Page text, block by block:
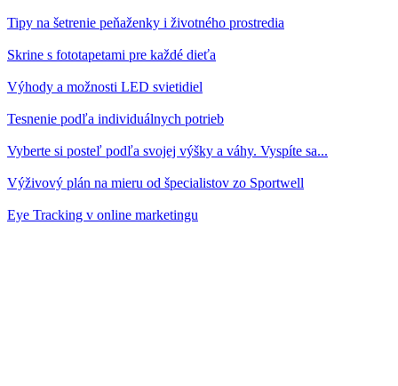
Tipy na šetrenie peňaženky i životného prostredia
Skrine s fototapetami pre každé dieťa
Výhody a možnosti LED svietidiel
Tesnenie podľa individuálnych potrieb
Vyberte si posteľ podľa svojej výšky a váhy. Vyspíte sa...
Výživový plán na mieru od špecialistov zo Sportwell
Eye Tracking v online marketingu